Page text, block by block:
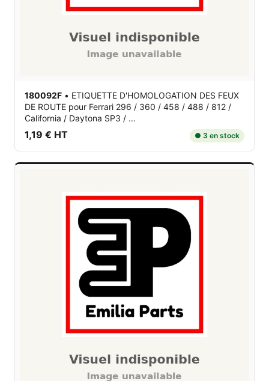
180092F • ETIQUETTE D'HOMOLOGATION DES FEUX
DE ROUTE pour Ferrari 296 / 360 / 458 / 488 / 812 /
California / Daytona SP3 / ...
1,19 € HT ● 3 en stock